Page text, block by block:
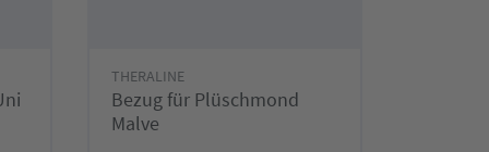
THERALINE
Bezug für Plüschmond
Malve